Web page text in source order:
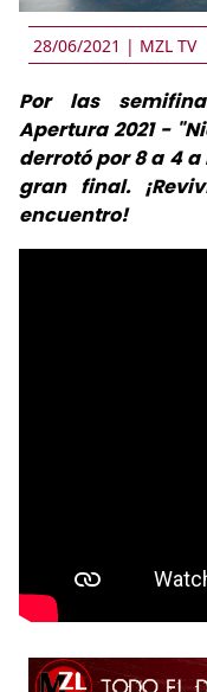
28/06/2021 | MZL TV
Por las
Apertura 2021 -
derrotó por 8 a 4
gran final.
encuentro!